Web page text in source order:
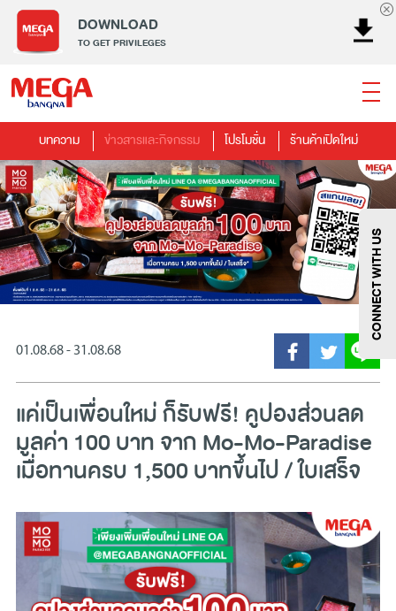
DOWNLOAD
TO GET PRIVILEGES
ธนาคาร ร้านอาหาร เอ็นเตอร์เทนเม้นท์
แฟชั่น
เครื่องประดับ
การตกแต่งบ้าน แม่และเด็ก
ไลฟ์สไตล์
บริการ
เมกา สมาร์ท คิดส์ กีฬา
ซูเปอร์มาร์เก็ต
แกดเจ็ตและเทคโนโลยี
สุขภาพและความงาม
แฟชั่น @Megabangna
CONNECT WITH US
บทความ ข่าวสารและกิจกรรม โปรโมชั่น ร้านค้าเปิดใหม่
01.08.68 - 31.08.68
แค่เป็นเพื่อนใหม่ ก็รับฟรี! คูปองส่วนลด
มูลค่า 100 บาท จาก Mo-Mo-Paradise
เมื่อทานครบ 1,500 บาทขึ้นไป / ใบเสร็จ